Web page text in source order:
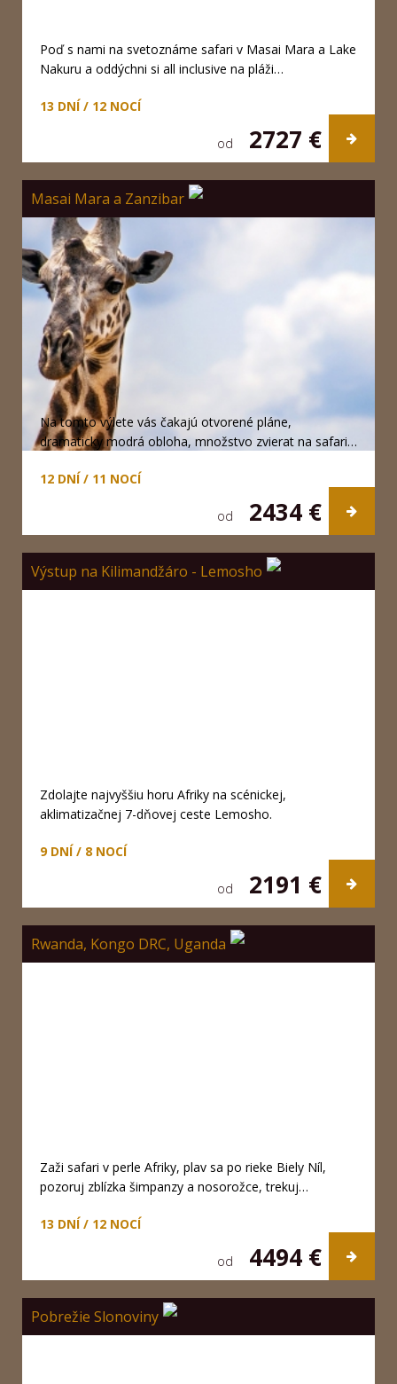
Poď s nami na svetoznáme safari v Masai Mara a Lake
Nakuru a oddýchni si all inclusive na pláži…
13 DNÍ / 12 NOCÍ
od 2727 €
Masai Mara a Zanzibar
Na tomto výlete vás čakajú otvorené pláne,
dramaticky modrá obloha, množstvo zvierat na safari…
12 DNÍ / 11 NOCÍ
od 2434 €
Výstup na Kilimandžáro - Lemosho
Zdolajte najvyššiu horu Afriky na scénickej,
aklimatizačnej 7-dňovej ceste Lemosho.
9 DNÍ / 8 NOCÍ
od 2191 €
Rwanda, Kongo DRC, Uganda
Zaži safari v perle Afriky, plav sa po rieke Biely Níl,
pozoruj zblízka šimpanzy a nosorožce, trekuj…
13 DNÍ / 12 NOCÍ
od 4494 €
Pobrežie Slonoviny